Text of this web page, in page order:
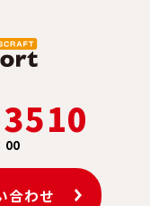
00
合わせ